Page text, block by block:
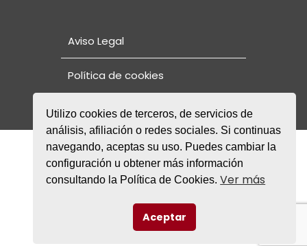
Aviso Legal
Política de cookies
© Copyright 2021. Fundación Rode
NORMAS DE CONVIVENCIA Y PLAN DE
PROTECCIÓN Y SEGURIDAD DE MENORES
FACEBOOK
INSTAGRAM
TWITTER
Utilizo cookies de terceros, de servicios de
análisis, afiliación o redes sociales. Si continuas
navegando, aceptas su uso. Puedes cambiar la
configuración u obtener más información
consultando la Política de Cookies.Ver más
Aceptar